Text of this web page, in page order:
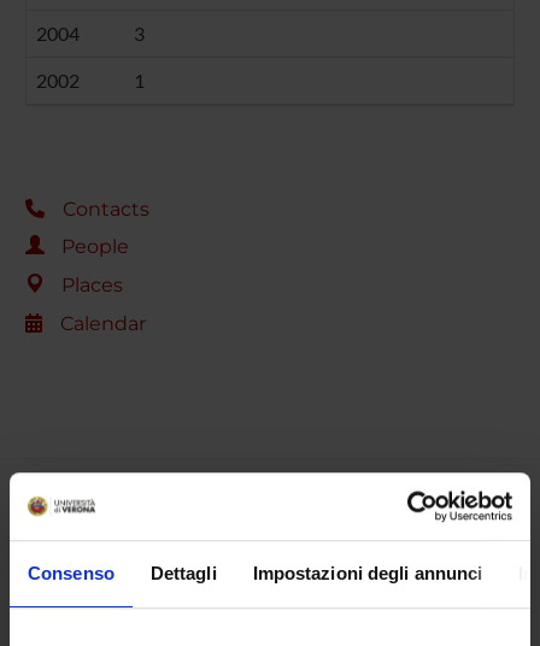
Consenso Dettagli Impostazioni degli annunci
2004 3
2002 1
Contacts
People
Places
Calendar